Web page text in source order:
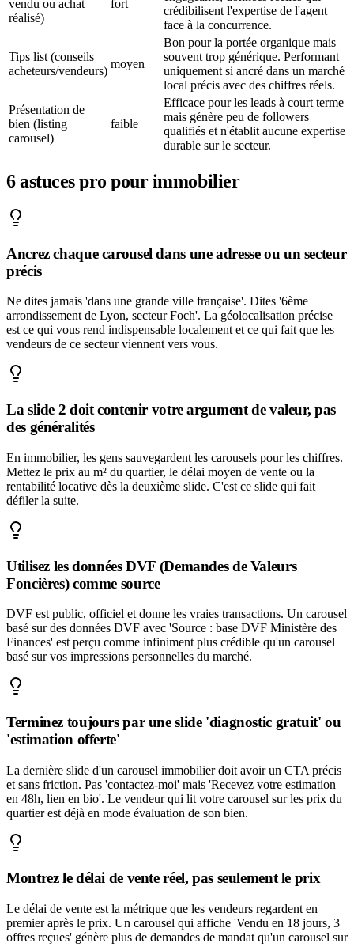
vendu ou achat
réalisé)
fort
crédibilisent l'expertise de l'agent
face à la concurrence.
Tips list (conseils
acheteurs/vendeurs)
moyen
Bon pour la portée organique mais
souvent trop générique. Performant
uniquement si ancré dans un marché
local précis avec des chiffres réels.
Présentation de
bien (listing
carousel)
faible
Efficace pour les leads à court terme
mais génère peu de followers
qualifiés et n'établit aucune expertise
durable sur le secteur.
6astuces pro pourimmobilier
Ancrez chaque carousel dans une adresse ou un secteur
précis
Ne dites jamais 'dans une grande ville française'. Dites '6ème
arrondissement de Lyon, secteur Foch'. La géolocalisation précise
est ce qui vous rend indispensable localement et ce qui fait que les
vendeurs de ce secteur viennent vers vous.
La slide 2 doit contenir votre argument de valeur, pas
des généralités
En immobilier, les gens sauvegardent les carousels pour les chiffres.
Mettez le prix au m² du quartier, le délai moyen de vente ou la
rentabilité locative dès la deuxième slide. C'est ce slide qui fait
défiler la suite.
Utilisez les données DVF (Demandes de Valeurs
Foncières) comme source
DVF est public, officiel et donne les vraies transactions. Un carousel
basé sur des données DVF avec 'Source : base DVF Ministère des
Finances' est perçu comme infiniment plus crédible qu'un carousel
basé sur vos impressions personnelles du marché.
Terminez toujours par une slide 'diagnostic gratuit' ou
'estimation offerte'
La dernière slide d'un carousel immobilier doit avoir un CTA précis
et sans friction. Pas 'contactez-moi' mais 'Recevez votre estimation
en 48h, lien en bio'. Le vendeur qui lit votre carousel sur les prix du
quartier est déjà en mode évaluation de son bien.
Montrez le délai de vente réel, pas seulement le prix
Le délai de vente est la métrique que les vendeurs regardent en
premier après le prix. Un carousel qui affiche 'Vendu en 18 jours, 3
offres reçues' génère plus de demandes de mandat qu'un carousel sur